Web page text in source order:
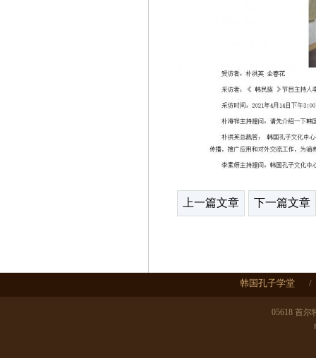
上一篇文章 下一篇文章
韩国孔子学堂 /
05618 首尔